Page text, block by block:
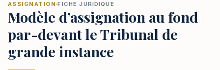
ASSIGNATION FICHE JURIDIQUE
Modèle d’assignation au fond
par-devant le Tribunal de
grande instance